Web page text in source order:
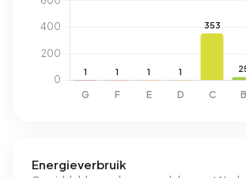
Energieverbruik